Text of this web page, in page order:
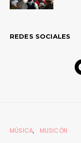
REDES SOCIALES
MÚSICA MUSICÓN